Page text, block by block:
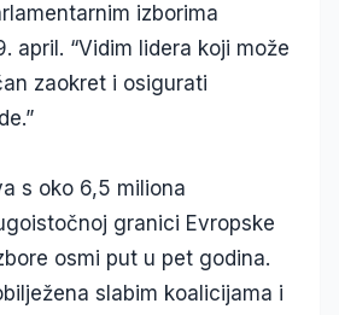
izborima
april. “Vidim lidera koji može
zaokret i osigurati
s oko 6,5 miliona
granici Evropske
osmi put u pet godina.
slabim koalicijama i